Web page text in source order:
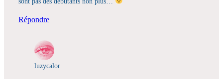
Répondre
luzycalor